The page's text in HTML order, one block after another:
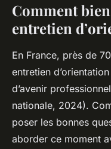
Comment
entretien
En France, près de
entretien
d’avenir
nationale, 2024).
poser les bonnes
aborder ce moment